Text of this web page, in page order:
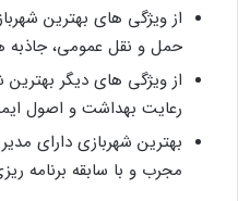
از ویژگی های بهترین
حمل و نقل عمومی،
از ویژگی های دیگر
رعایت بهداشت و اصول
بهترین شهربازی دارای
مجرب و با سابقه برنامه